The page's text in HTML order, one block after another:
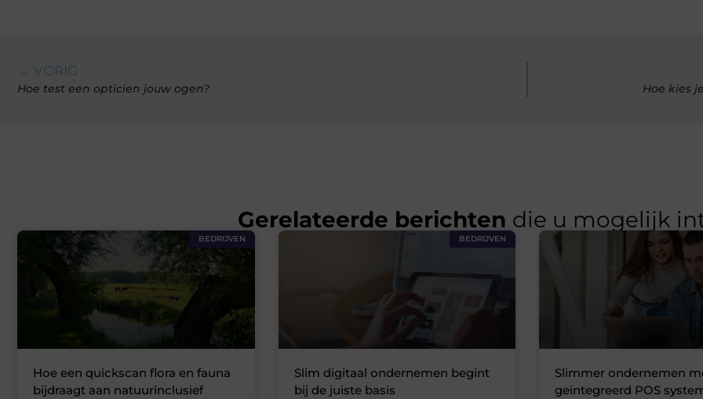
← VORIG
Hoe test een opticien jouw ogen? Hoe kies
Gerelateerde berichten die u mogelijk
BEDRIJVEN
Hoe een quickscan flora en fauna
bijdraagt aan natuurinclusief
BEDRIJVEN
Slim digitaal ondernemen begint
bij de juiste basis
Slimmer ondernemen
geïntegreerd POS